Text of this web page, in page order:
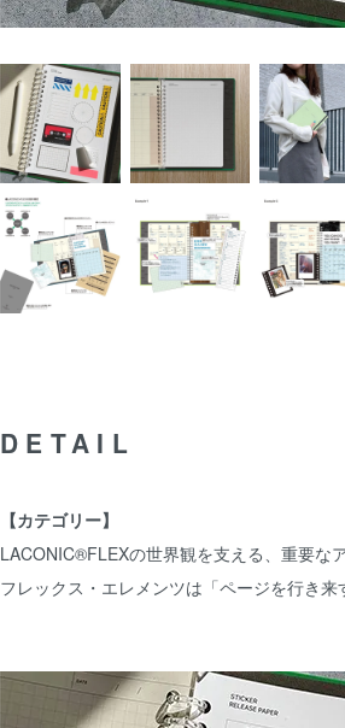
DETAIL
【カテゴリー】
LACONIC®FLEXの世界観を支える、重要な
フレックス・エレメンツは「ページを行き